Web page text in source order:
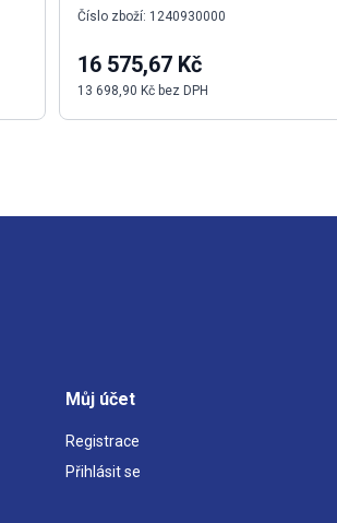
Číslo zboží: 1240930000
16 575,67 Kč
13 698,90 Kč bez DPH
Můj účet
Registrace
Přihlásit se